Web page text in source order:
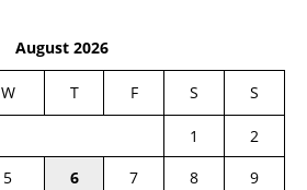
August 2026
W T F S S
1
2
5 6 7 8
9